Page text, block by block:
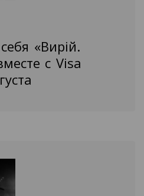
«Вирій.
с Visa